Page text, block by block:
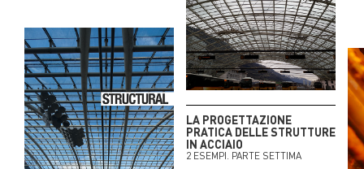
LA PROGETTAZIONE
PRATICA DELLE STRUTTURE
IN ACCIAIO
2 ESEMPI. PARTE SETTIMA